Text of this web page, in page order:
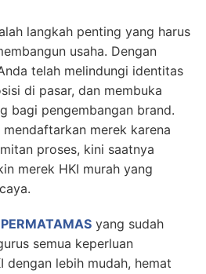
langkah penting yang harus
usaha. Dengan
telah melindungi identitas
di pasar, dan membuka
bagi pengembangan brand.
merek karena
proses, kini saatnya
merek HKI murah yang
PERMATAMAS yang sudah
semua keperluan
dengan lebih mudah, hemat